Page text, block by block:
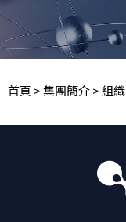
首頁 >集團簡介>組織